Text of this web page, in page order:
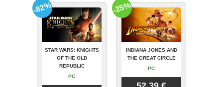
STAR WARS: KNIGHTS
OF THE OLD
REPUBLIC
PC
-82%
INDIANA JONES AND
THE GREAT CIRCLE
PC
-25%